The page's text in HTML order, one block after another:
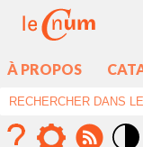
À PROPOS